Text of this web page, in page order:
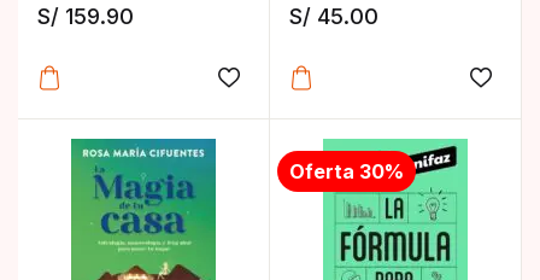
S/ 159.90
Añadir a la lista de deseos
S/ 45.00
Oferta 30%